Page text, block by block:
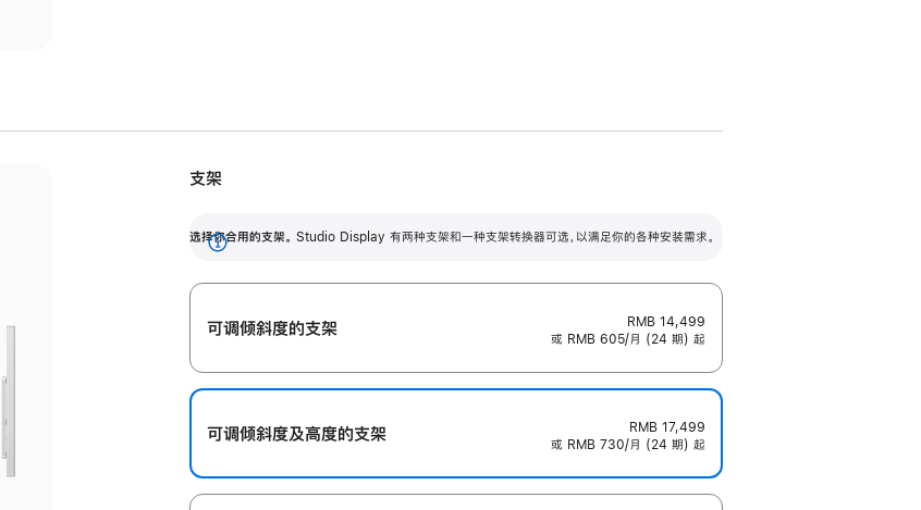
调节范围。
毫米的高度调节范围。
支架
选择你合用的支架。 Studio Display 有两种支架和一种支架转换器可选，以满足你的各种安装需求。
展
开
可调倾斜度的支架
RMB 14,499
或 RMB 605/月 (24 期) 起
可调倾斜度及高‍度的支‍架
RMB 17,499
或 RMB 730/月 (24 期) 起